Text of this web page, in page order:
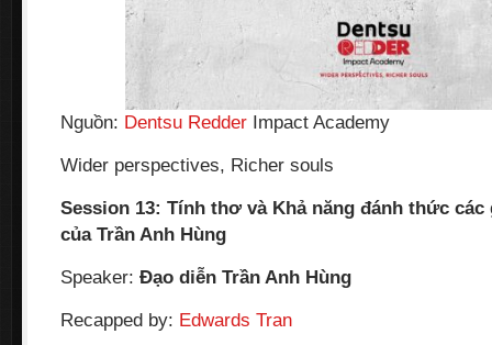
Nguồn: Dentsu Redder Impact Academy
Wider perspectives, Richer souls
Session 13: Tính thơ và Khả năng đánh thức
của Trần Anh Hùng
Speaker: Đạo diễn Trần Anh Hùng
Recapped by: Edwards Tran